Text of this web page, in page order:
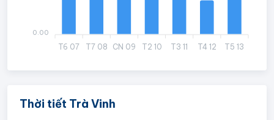
T6 07 T7 08 CN 09 T2 10 T3 11 T4 12 T5 13
0.00
Thời tiết Trà Vinh